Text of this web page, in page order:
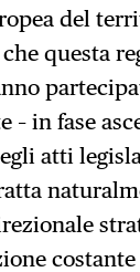
del
questa
– in fase
atti
costante